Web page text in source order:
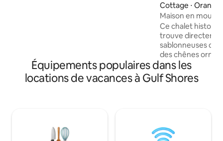
entièrement équipée ✔ Animaux
acceptés Wifi ✔ haut débit Guide ✔ local
Cottage ⋅ Orange
Maison en
Bay avec quai et
Ce chalet
trouve
sablonneuses du
des chênes
Quai privé et
minutes des
sentiers naturels,
l'eau. Délectez-vous des observations
Équipements populaires dans les
locations de vacances à Gulf Shores